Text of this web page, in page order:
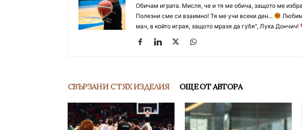
Обичам играта. Мисля, че и тя ме обича, защото ме
Полезни сме си взаимно! Тя ме учи всеки ден...
Любим
мач, в който играя, защото мразя да губя", Лука Дончич!
СВЪРЗАНИ С ТЯХ ИЗДЕЛИЯ ОЩЕ ОТ АВТОРА